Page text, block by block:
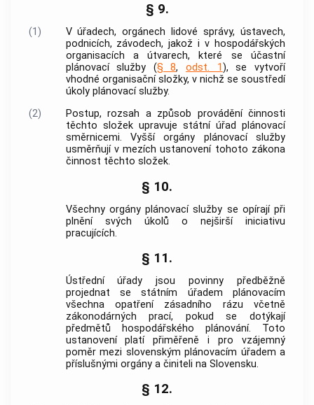
§ 9.
(1)
V úřadech, orgánech lidové správy, ústavech,
podnicích, závodech, jakož i v hospodářských
organisacích a útvarech, které se účastní
plánovací služby (§ 8,odst. 1), se vytvoří
vhodné organisační složky, v nichž se soustředí
úkoly plánovací služby.
(2)
Postup, rozsah a způsob provádění činnosti
těchto složek upravuje státní úřad plánovací
směrnicemi. Vyšší orgány plánovací služby
usměrňují v mezích ustanovení tohoto zákona
činnost těchto složek.
§ 10.
Všechny orgány plánovací služby se opírají při
plnění svých úkolů o nejširší iniciativu
pracujících.
§ 11.
Ústřední úřady jsou povinny předběžně
projednat se státním úřadem plánovacím
všechna opatření zásadního rázu včetně
zákonodárných prací, pokud se dotýkají
předmětů hospodářského plánování. Toto
ustanovení platí přiměřeně i pro vzájemný
poměr mezi slovenským plánovacím úřadem a
příslušnými orgány a činiteli na Slovensku.
§ 12.